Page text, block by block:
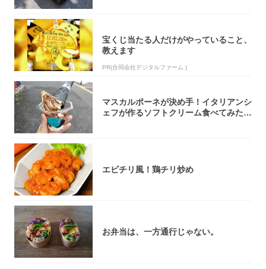
宝くじ当たる人だけがやっていること、
教えます
PR(合同会社デジタルファーム )
マスカルポーネが決め手！イタリアンシ
ェフが作るソフトクリーム食べてみた!
エビチリ風！鶏チリ炒め
お弁当は、一方通行じゃない。